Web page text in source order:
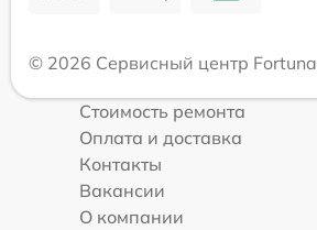
© 2026 Сервисный центр Fortuna
Стоимость ремонта
Оплата и доставка
Контакты
Вакансии
О компании